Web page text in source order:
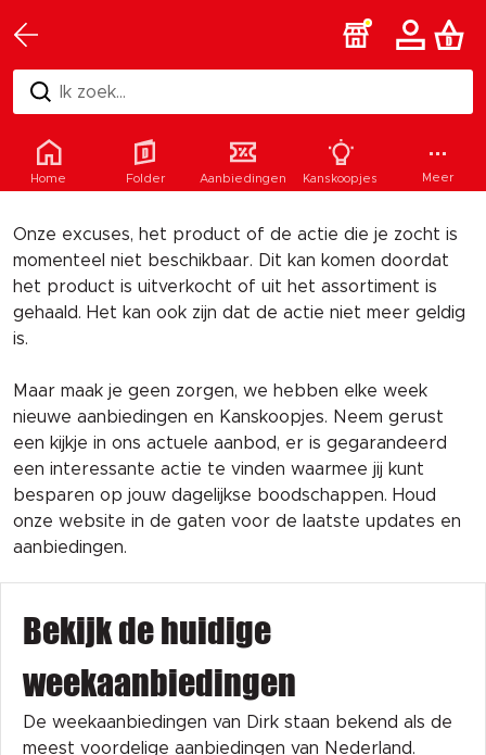
Ik zoek...
Helaas
Onze excuses, het product of de actie die je zocht is
momenteel niet beschikbaar. Dit kan komen doordat
het product is uitverkocht of uit het assortiment is
gehaald. Het kan ook zijn dat de actie niet meer geldig
is.
Maar maak je geen zorgen, we hebben elke week
nieuwe aanbiedingen en Kanskoopjes. Neem gerust
een kijkje in ons actuele aanbod, er is gegarandeerd
een interessante actie te vinden waarmee jij kunt
besparen op jouw dagelijkse boodschappen. Houd
onze website in de gaten voor de laatste updates en
aanbiedingen.
Bekijk de huidige
weekaanbiedingen
De weekaanbiedingen van Dirk staan bekend als de
meest voordelige aanbiedingen van Nederland.
Home Folder Aanbiedingen Kanskoopjes Meer